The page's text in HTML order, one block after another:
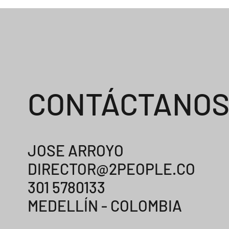
CONTÁCTANOS
JOSE ARROYO
DIRECTOR@2PEOPLE.CO
301 5780133
MEDELLÍN - COLOMBIA